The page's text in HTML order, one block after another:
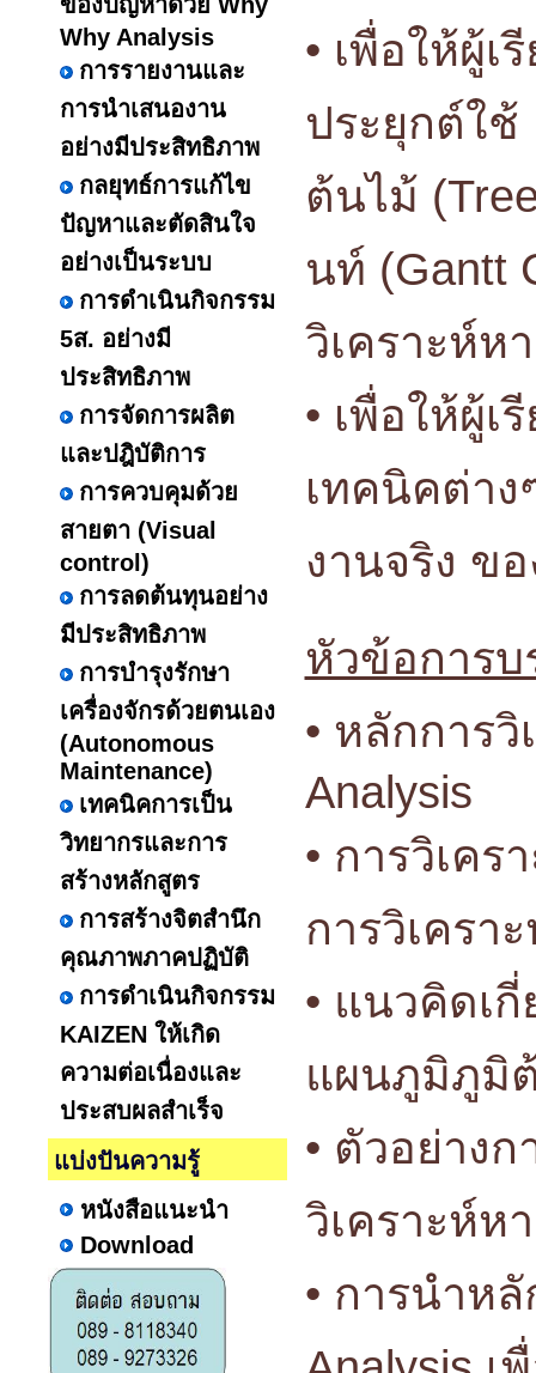
Why Analysis
การรายงานและ
การนำเสนองาน
อย่างมีประสิทธิภาพ
กลยุทธ์การแก้ไข
ปัญหาและตัดสินใจ
อย่างเป็นระบบ
การดำเนินกิจกรรม
5ส. อย่างมี
ประสิทธิภาพ
การจัดการผลิต
และปฎิบัติการ
การควบคุมด้วย
สายตา (Visual
control)
การลดต้นทุนอย่าง
มีประสิทธิภาพ
การบำรุงรักษา
เครื่องจักรด้วยตนเอง
(Autonomous
Maintenance)
เทคนิคการเป็น
วิทยากรและการ
สร้างหลักสูตร
การสร้างจิตสำนึก
คุณภาพภาคปฏิบัติ
การดำเนินกิจกรรม
KAIZEN ให้เกิด
ความต่อเนื่องและ
ประสบผลสำเร็จ
แบ่งปันความรู้
หนังสือแนะนำ
Download
• เพื่อให้ผู้
ประยุกต์ใช้
ต้นไม้
นท์ (Gantt
วิเคราะห์
• เพื่อให้ผู้
เทคนิคต่า
งานจริง ข
หัวข้อการบ
• หลักการ
Analysis
• การวิเค
การวิเครา
• แนวคิดเ
แผนภูมิภูมิ
• ตัวอย่าง
วิเคราะห์
• การนำห